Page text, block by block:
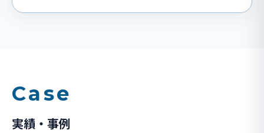
Case
実績・事例